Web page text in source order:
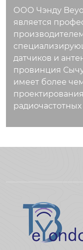
ООО Чэнду
является
датчиков и
провинция
имеет более